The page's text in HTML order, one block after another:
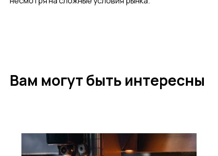
Вам могут быть интересны